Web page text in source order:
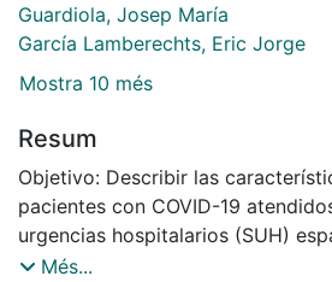
Guardiola, Josep María
García Lamberechts, Eric Jorge
Mostra 10 més
Resum
Objetivo: Describir las
pacientes con COVID-19
urgencias hospitalarios (SUH)
asociación con los resultados de
Més...